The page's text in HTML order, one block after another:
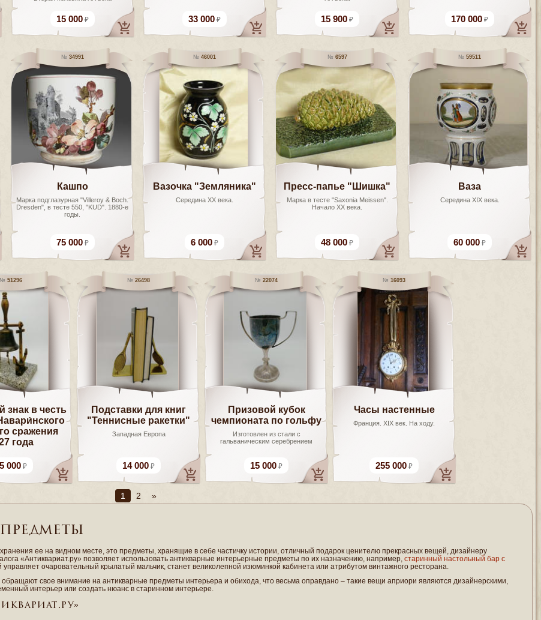
15 000 33 000 15 900 170 000
34991
Кашпо
Марка подглазурная "Villeroy & Boch.
Dresden", в тесте 550, "KUD". 1880-е
годы.
75 000
46001
Вазочка "Земляника"
Середина ХХ века.
6 000
6597
Пресс-папье "Шишка"
Марка в тесте "Saxonia Meissen".
Начало ХХ века.
48 000
59511
Ваза
Середина ХIX века.
60 000
51296
знак в честь
сражения
года
000
26498
Подставки для книг
"Теннисные ракетки"
Западная Европа
14 000
22074
Призовой кубок
чемпионата по гольфу
Изготовлен из стали с
гальваническим серебрением
15 000
16093
Часы настенные
Франция. XIX век. На ходу.
255 000
1 2 »
ее на видном месте, это предметы, хранящие в себе частичку истории, отличный подарок ценителю прекрасных вещей, дизайнеру
«Антиквариат.ру» позволяет использовать антикварные интерьерные предметы по их назначению, например, старинный настольный бар с
управляет очаровательный крылатый мальчик, станет великолепной изюминкой кабинета или атрибутом винтажного ресторана.
свое внимание на антикварные предметы интерьера и обихода, что весьма оправдано – такие вещи априори являются дизайнерскими,
интерьер или создать нюанс в старинном интерьере.